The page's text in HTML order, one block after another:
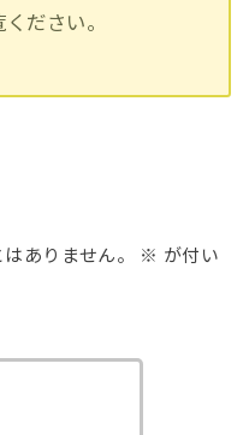
ださい。
ありません。 ※ が付い